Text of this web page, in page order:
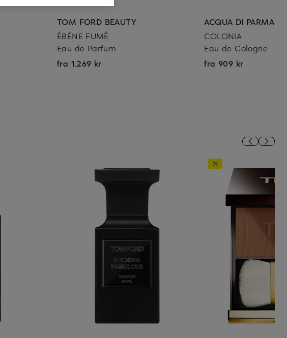
TOM FORD BEAUTY
ÉBÈNE FUMÉ
Eau de Parfum
fra 1.269 kr
ACQUA DI PARMA
COLONIA
Eau de Cologne
fra 909 kr